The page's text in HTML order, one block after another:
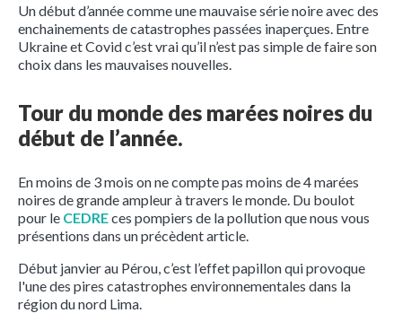
Un début d’année comme une mauvaise série noire avec des
enchainements de catastrophes passées inaperçues. Entre
Ukraine et Covid c’est vrai qu’il n’est pas simple de faire son
choix dans les mauvaises nouvelles.
Tour du monde des marées noires du
début de l’année.
En moins de 3 mois on ne compte pas moins de 4 marées
noires de grande ampleur à travers le monde. Du boulot
pour le CEDREces pompiers de la pollution que nous vous
présentions dans un précèdent article.
Début janvier au Pérou, c’est l’effet papillon qui provoque
l'une des pires catastrophes environnementales dans la
région du nord Lima.